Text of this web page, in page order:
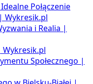
Połączenie
Wykresik.pl
i Realia |
Społecznego |